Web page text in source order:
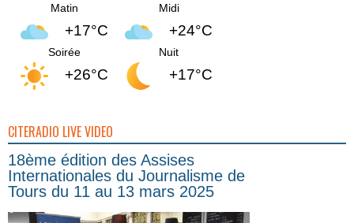
Matin
+17°C
Midi
+24°C
Soirée
+26°C
Nuit
+17°C
CITERADIO LIVE VIDEO
18ème édition des Assises
Internationales du Journalisme de
Tours du 11 au 13 mars 2025